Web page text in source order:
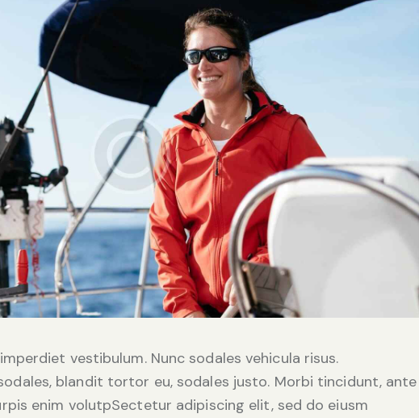
vestibulum. Nunc sodales vehicula risus.
blandit tortor eu, sodales justo. Morbi tincidunt, ante
enim volutpSectetur adipiscing elit, sed do eiusm